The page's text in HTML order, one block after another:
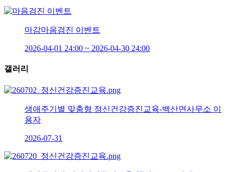
마감마음검진 이벤트
2026-04-01 24:00 ~ 2026-04-30 24:00
갤러리
생애주기별 맞춤형 정신건강증진교육-백산면사무소 이
용자
2026-07-31